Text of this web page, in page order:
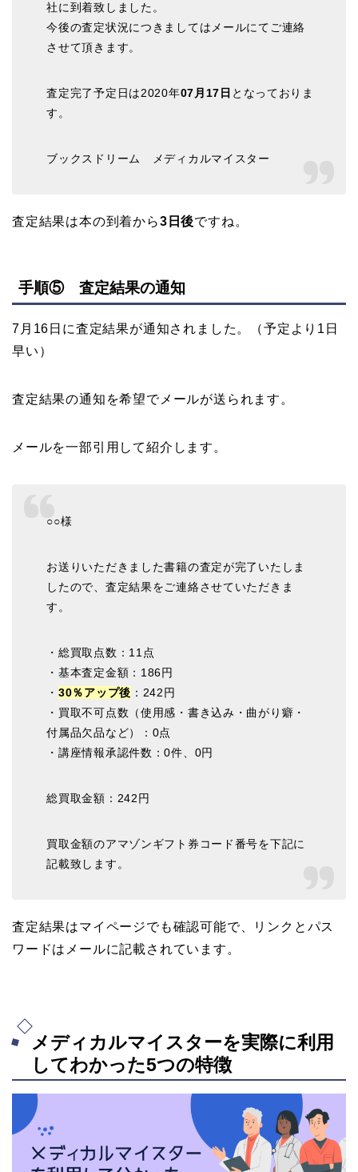
社に到着致しました。
今後の査定状況につきましてはメールにてご連絡
させて頂きます。
査定完了予定日は2020年07月17日 となっておりま
す。
ブックスドリーム メディカルマイスター
査定結果は本の到着から3日後ですね。
手順⑤ 査定結果の通知
7月16日に査定結果が通知されました。（予定より1日
早い）
査定結果の通知を希望でメールが送られます。
メールを一部引用して紹介します。
○○様
お送りいただきました書籍の査定が完了いたしま
したので、査定結果をご連絡させていただきま
す。
・総買取点数：11点
・基本査定金額：186円
・ 30％アップ後 ：242円
・買取不可点数（使用感・書き込み・曲がり癖・
付属品欠品など）：0点
・講座情報承認件数：0件、0円
総買取金額：242円
買取金額のアマゾンギフト券コード番号を下記に
記載致します。
査定結果はマイページでも確認可能で、リンクとパス
ワードはメールに記載されています。
メディカルマイスターを実際に利用
してわかった5つの特徴